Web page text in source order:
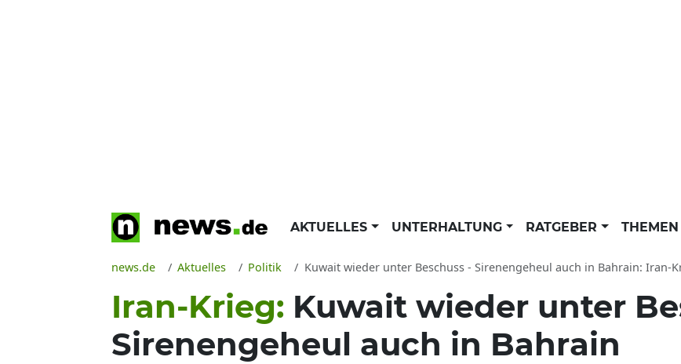
AKTUELLES UNTERHALTUNG RATGEBER THEMEN
news.de Aktuelles Politik Kuwait wieder unter Beschuss - Sirenengeheul auch in Bahrain: Iran-
Iran-Krieg: Kuwait wieder unter
Sirenengeheul auch in Bahrain